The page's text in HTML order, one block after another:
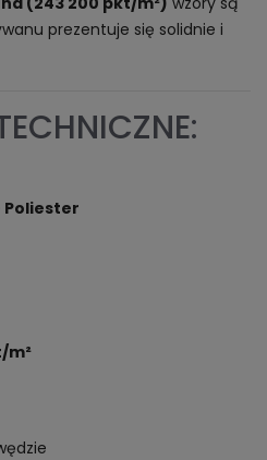
prezentuje się solidnie i
Poliester
m²